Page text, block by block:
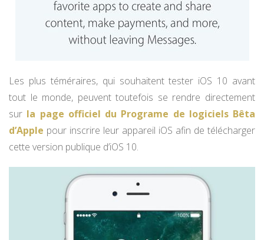
Les plus téméraires, qui souhaitent tester iOS 10 avant
tout le monde, peuvent toutefois se rendre directement
sur la page officiel du Programe de logiciels Bêta
d’Apple pour inscrire leur appareil iOS afin de télécharger
cette version publique d’iOS 10.